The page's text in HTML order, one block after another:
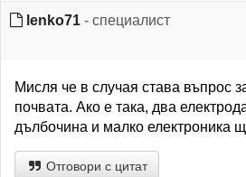
lenko71 - специалист
Мисля че в случая става въпрос
почвата. Ако е така, два
дълбочина и малко електроника
Отговори с цитат